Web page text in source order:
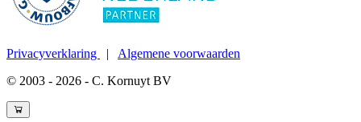
Privacyverklaring | Algemene voorwaarden
© 2003 - 2026 - C. Kornuyt BV